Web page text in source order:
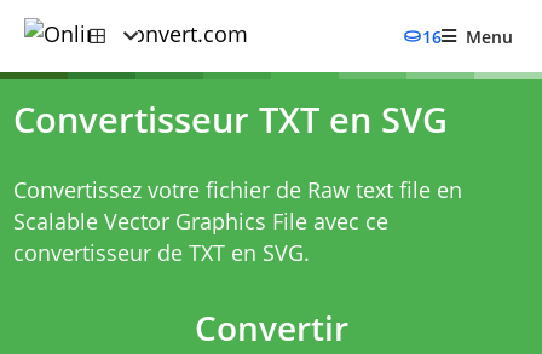
16 Menu
Convertisseur TXT en SVG
Convertissez votre fichier de Raw text file en
Scalable Vector Graphics File avec ce
convertisseur de TXT en SVG.
Convertir